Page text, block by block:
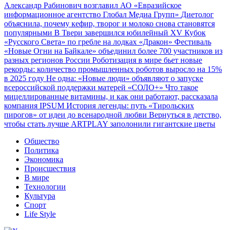
Александр Рабинович возглавил АО «Евразийское
информационное агентство Глобал Медиа Групп» Диетолог
объяснила, почему кефир, творог и молоко снова становятся
популярными В Твери завершился юбилейный XV Кубок
«Русского Света» по гребле на лодках «Дракон» Фестиваль
«Новые Огни на Байкале» объединил более 700 участников из
разных регионов России Роботизация в мире бьет новые
рекорды: количество промышленных роботов выросло на 15%
в 2025 году Не одна: «Новые люди» объявляют о запуске
всероссийской поддержки матерей «СОЛО+» Что такое
мицеллированные витамины, и как они работают, рассказала
компания IPSUM История легенды: путь «Тирольских
пирогов» от идеи до всенародной любви Вернуться в детство,
чтобы стать лучше ARTPLAY заполонили гигантские цветы
Общество
Политика
Экономика
Происшествия
В мире
Технологии
Культура
Спорт
Life Style